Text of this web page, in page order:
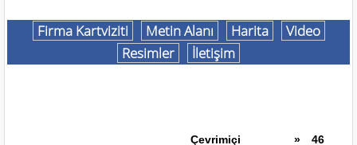
Firma Kartviziti Metin Alanı Harita
Video
Resimler
İletişim
Çevrimiçi » 46